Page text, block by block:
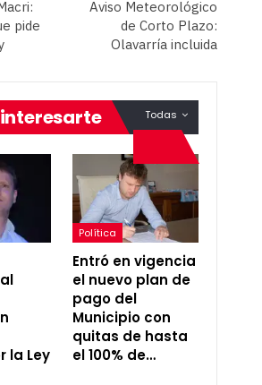
pide
Aviso Meteorológico
de Corto Plazo:
Olavarría incluida
Todas
la Ley
Política
Entró en vigencia
el nuevo plan de
pago del
Municipio con
quitas de hasta
el 100% de…